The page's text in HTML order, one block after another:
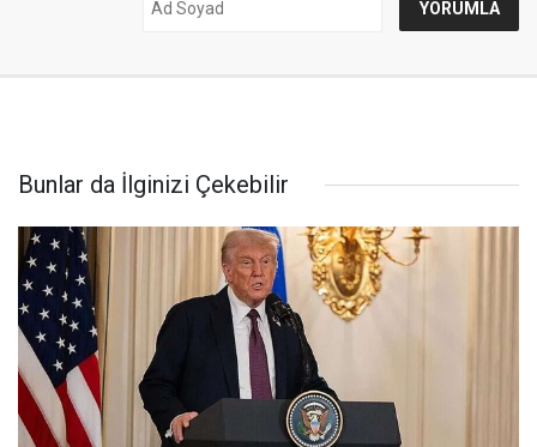
Bunlar da İlginizi Çekebilir